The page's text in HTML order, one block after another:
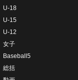
U-18
U-15
U-12
女子
Baseball5
総括